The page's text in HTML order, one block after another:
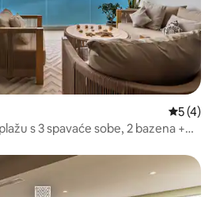
5 (4)
s 3 spavaće sobe, 2 bazena +